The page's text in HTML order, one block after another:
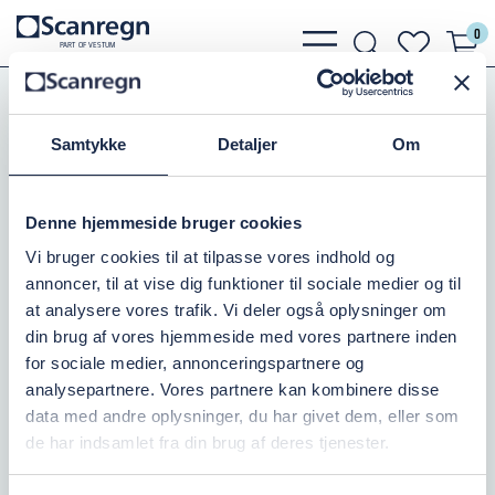
Samtykke Detaljer Om
Denne hjemmeside bruger cookies
Vi bruger cookies til at tilpasse vores indhold og
annoncer, til at vise dig funktioner til sociale medier og til
at analysere vores trafik. Vi deler også oplysninger om
din brug af vores hjemmeside med vores partnere inden
for sociale medier, annonceringspartnere og
analysepartnere. Vores partnere kan kombinere disse
data med andre oplysninger, du har givet dem, eller som
de har indsamlet fra din brug af deres tjenester.
PARTOF VESTUM
bars
light
search
light
heart 0
Pumper
Grundfos CR
GRUNDFOS CR10-14, 5,5KW
Varenr.:
Ikke på lager
46.102,50 DKKinkl. moms
Læg i kurv